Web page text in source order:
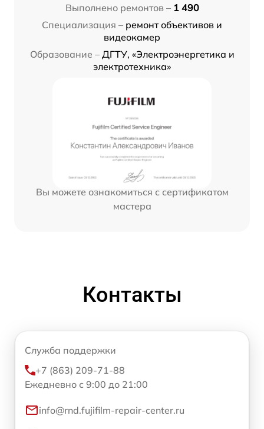
Выполнено ремонтов – 1 490
Специализация – ремонт объективов и
видеокамер
Образование – ДГТУ, «Электроэнергетика и
электротехника»
Вы можете ознакомиться с сертификатом
мастера
Контакты
Служба поддержки
+7 (863) 209-71-88
Ежедневно с 9:00 до 21:00
info@rnd.fujifilm-repair-center.ru